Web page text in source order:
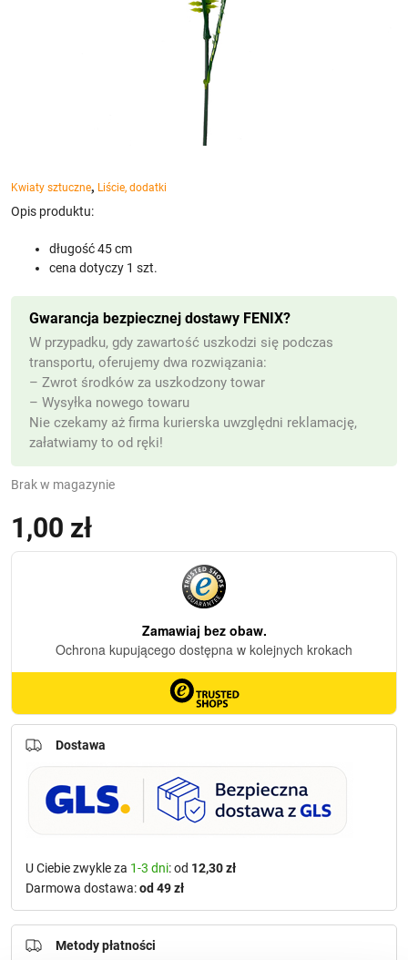
Kwiaty sztuczne, Liście, dodatki
1,00 zł
Opis produktu:
długość 45 cm
cena dotyczy 1 szt.
Brak w magazynie
Gwarancja bezpiecznej dostawy FENIX?
W przypadku, gdy zawartość uszkodzi się podczas
transportu, oferujemy dwa rozwiązania:
– Zwrot środków za uszkodzony towar
– Wysyłka nowego towaru
Nie czekamy aż firma kurierska uwzględni reklamację,
załatwiamy to od ręki!
Dostawa
U Ciebie zwykle za 1-3 dni: od 12,30 zł
Darmowa dostawa:od 49 zł
Metody płatności